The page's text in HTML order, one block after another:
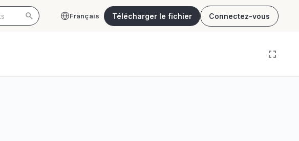
Français Télécharger le fichier Connectez-vous